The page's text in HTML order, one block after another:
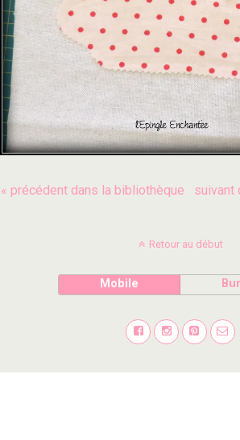
« précédent dans la bibliothèque suivant
Retour au début
Mobile